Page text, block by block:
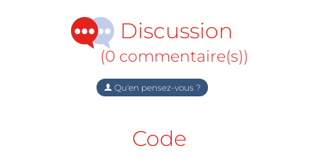
Discussion
(0 commentaire(s))
Qu'en pensez-vous ?
Code